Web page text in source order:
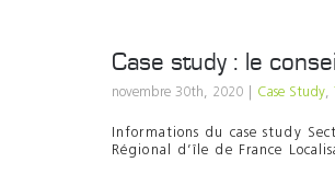
Case study : le
novembre 30th, 2020 Case Study,
Informations du case study
Régional d’île de France